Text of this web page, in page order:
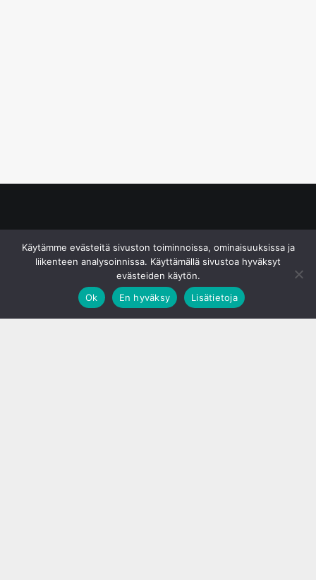
Käytämme evästeitä sivuston toiminnoissa, ominaisuuksissa ja
liikenteen analysoinnissa. Käyttämällä sivustoa hyväksyt
evästeiden käytön.
Ok
En hyväksy Lisätietoja